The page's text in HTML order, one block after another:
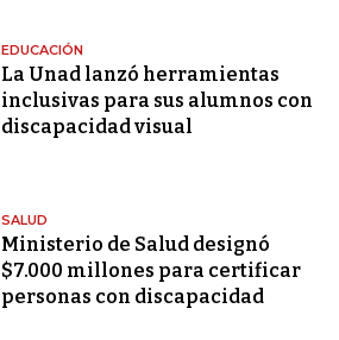
EDUCACIÓN
La Unad lanzó herramientas
inclusivas para sus alumnos con
discapacidad visual
SALUD
Ministerio de Salud designó
$7.000 millones para certificar
personas con discapacidad